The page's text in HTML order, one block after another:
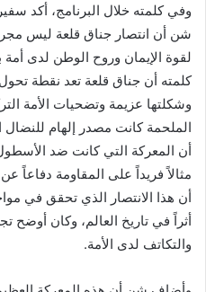
وفي كلمته خلال البرنامج، أكد
شن أن انتصار جناق قلعة ليس
لقوة الإيمان وروح الوطن لدى
كلمته أن جناق قلعة تعد نقطة
وشكلتها عزيمة وتضحيات الأمة
الملحمة كانت مصدر إلهام
أن المعركة التي كانت ضد
مثالاً فريداً على المقاومة دفاعاً
أن هذا الانتصار الذي تحقق في
أثراً في تاريخ العالم، وكان أوضح
والتكاتف لدى الأمة.